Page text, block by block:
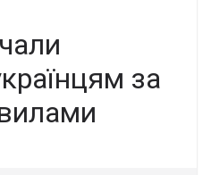
за